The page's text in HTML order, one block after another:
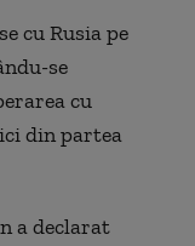
cu Rusia pe
se
cu
din partea
a declarat